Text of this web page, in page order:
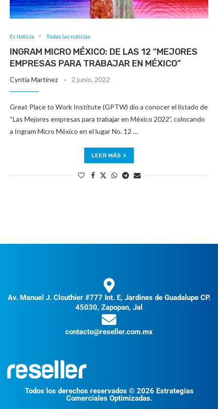
Es Noticia Todas las noticias
INGRAM MICRO MÉXICO: DE LAS 12 “MEJORES
EMPRESAS PARA TRABAJAR EN MÉXICO”
Cyntia Martinez 2 junio, 2022
Great Place to Work Institute (GPTW) dio a conocer el listado de
“Las Mejores empresas para trabajar en México 2022”, colocando
a Ingram Micro México en el lugar No. 12 …
LEER MÁS
Av. Manuel J. Clouthier #777 Int. E, Jardines de Guadalupe CP.
45030, Zapopan, Jal
contacto@reseller.com.mx
Todos los derechos reservados © 2026 Estrategias
Comerciales Optimizadas.